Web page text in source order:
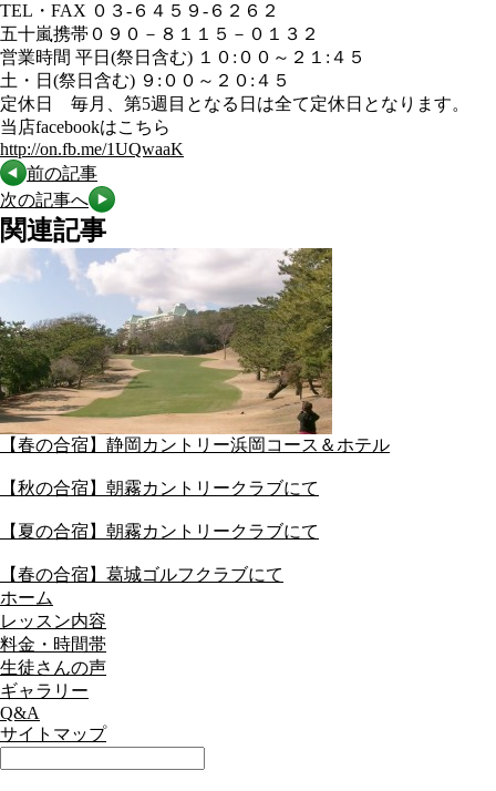
TEL・FAX ０３-６４５９-６２６２
五十嵐携帯０９０－８１１５－０１３２
営業時間 平日(祭日含む) １０:００～２１:４５
土・日(祭日含む) ９:００～２０:４５
定休日 毎月、第5週目となる日は全て定休日となります。
当店facebookはこちら
http://on.fb.me/1UQwaaK
前の記事
次の記事へ
関連記事
【春の合宿】静岡カントリー浜岡コース＆ホテル
【秋の合宿】朝霧カントリークラブにて
【夏の合宿】朝霧カントリークラブにて
【春の合宿】葛城ゴルフクラブにて
ホーム
レッスン内容
料金・時間帯
生徒さんの声
ギャラリー
Q&A
サイトマップ